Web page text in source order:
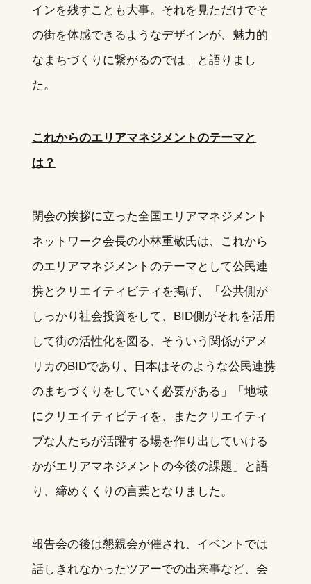
インを残すことも大事。それを見ただけでそ
の街を体感できるようなデザインが、魅力的
なまちづくりに繋がるのでは」と語りまし
た。
これからのエリアマネジメントのテーマと
は？
閉会の挨拶に立った全国エリアマネジメント
ネットワーク会長の小林重敬氏は、これから
のエリアマネジメントのテーマとして公民連
携とクリエイティビティを掲げ、「公共側が
しっかり社会投資をして、BID側がそれを活用
して街の活性化を図る、そういう関係がアメ
リカのBIDであり、日本はそのような公民連携
のまちづくりをしていく必要がある」「地域
にクリエイティビティを、またクリエイティ
ブな人たちが活躍する場を作り出していける
かがエリアマネジメントの今後の課題」と語
り、締めくくりの言葉となりました。
報告会の後は懇親会が催され、イベントでは
話しきれなかったツアーでの出来事など、会